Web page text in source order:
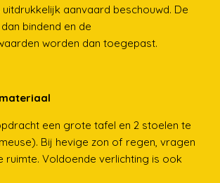
aanvaard beschouwd. De
bindend en de
worden dan toegepast.
een grote tafel en 2 stoelen te
Bij hevige zon of regen, vragen
ruimte. Voldoende verlichting is ook